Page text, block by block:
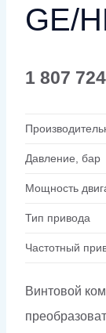
GE/
1 807 724
Давление, бар
Мощность
Тип привода
Частотный
Винтовой